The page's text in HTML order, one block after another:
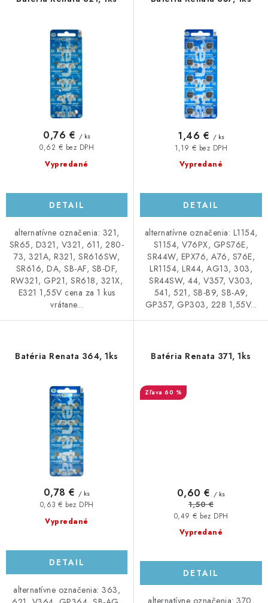
Vypredané
0,62 € bez DPH
0,76 € / ks
DETAIL
alternatívne označenia: 321,
SR65, D321, V321, 611, 280-
73, 321A, R321, SR616SW,
SR616, DA, SB-AF, SB-DF,
RW321, GP21, SR618, 321X,
E321 1,55V cena za 1 kus
vrátane...
Vypredané
1,19 € bez DPH
1,46 € / ks
DETAIL
alternatívne označenia: L1154,
S1154, V76PX, GPS76E,
SR44W, EPX76, A76, S76E,
LR1154, LR44, AG13, 303,
SR44SW, 44, V357, V303,
541, 521, SB-B9, SB-A9,
GP357, GP303, 228 1,55V...
Batéria Renata 364, 1ks
Vypredané
0,63 € bez DPH
0,78 € / ks
DETAIL
alternatívne označenia: 363,
Batéria Renata 371, 1ks
60 %
Vypredané
0,49 € bez DPH
0,60 € / ks
1,50 €
DETAIL
alternatívne označenia: 370,